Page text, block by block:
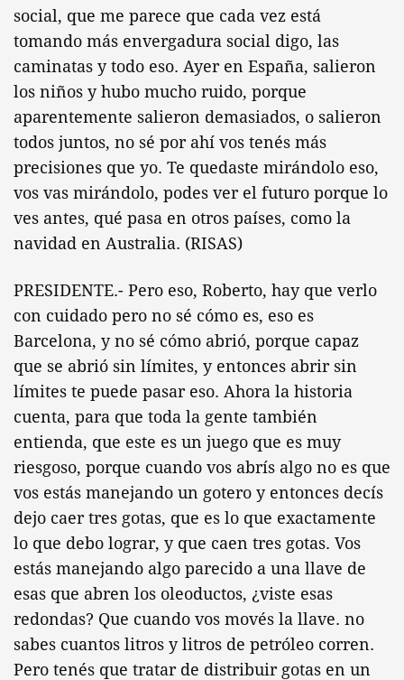
social, que me parece que cada vez está
tomando más envergadura social digo, las
caminatas y todo eso. Ayer en España, salieron
los niños y hubo mucho ruido, porque
aparentemente salieron demasiados, o salieron
todos juntos, no sé por ahí vos tenés más
precisiones que yo. Te quedaste mirándolo eso,
vos vas mirándolo, podes ver el futuro porque lo
ves antes, qué pasa en otros países, como la
navidad en Australia. (RISAS)
PRESIDENTE.- Pero eso, Roberto, hay que verlo
con cuidado pero no sé cómo es, eso es
Barcelona, y no sé cómo abrió, porque capaz
que se abrió sin límites, y entonces abrir sin
límites te puede pasar eso. Ahora la historia
cuenta, para que toda la gente también
entienda, que este es un juego que es muy
riesgoso, porque cuando vos abrís algo no es que
vos estás manejando un gotero y entonces decís
dejo caer tres gotas, que es lo que exactamente
lo que debo lograr, y que caen tres gotas. Vos
estás manejando algo parecido a una llave de
esas que abren los oleoductos, ¿viste esas
redondas? Que cuando vos movés la llave. no
sabes cuantos litros y litros de petróleo corren.
Pero tenés que tratar de distribuir gotas en un